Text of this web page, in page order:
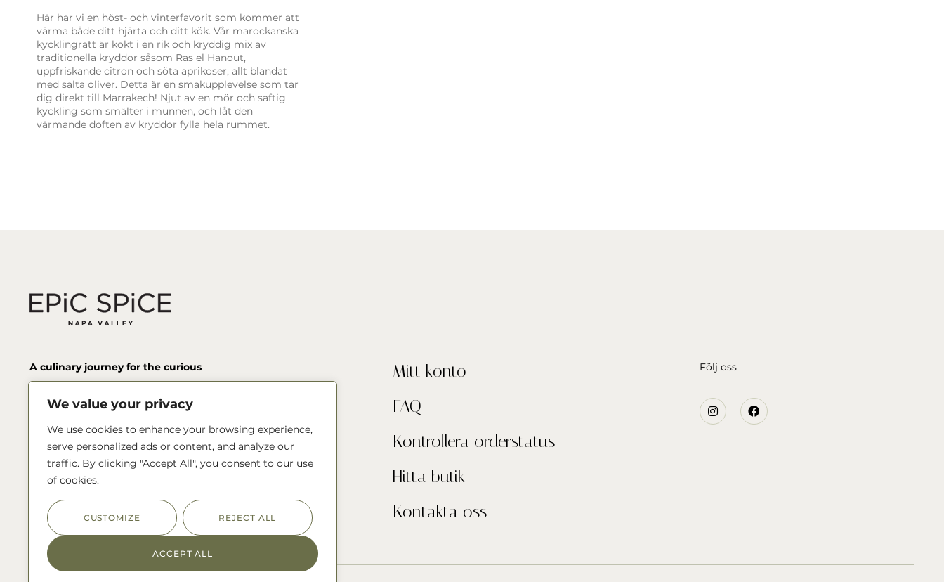
We value your privacy
We use cookies to enhance your browsing experience,
serve personalized ads or content, and analyze our
traffic. By clicking "Accept All", you consent to our use
of cookies.
CUSTOMIZE REJECT ALL
ACCEPT ALL
Här har vi en höst- och vinterfavorit som kommer att
värma både ditt hjärta och ditt kök. Vår marockanska
kycklingrätt är kokt i en rik och kryddig mix av
traditionella kryddor såsom Ras el Hanout,
uppfriskande citron och söta aprikoser, allt blandat
med salta oliver. Detta är en smakupplevelse som tar
dig direkt till Marrakech! Njut av en mör och saftig
kyckling som smälter i munnen, och låt den
värmande doften av kryddor fylla hela rummet.
A culinary journey for the curious
av utvalda kryddor och örter från hela världen.
Vi är ALL NATURAL! Inga tillsatser, onödigt
socker, utfyllnad eller E-ämnen.
Kontakta oss!
Mitt konto
FAQ
Kontrollera orderstatus
Hitta butik
Kontakta oss
Följ oss